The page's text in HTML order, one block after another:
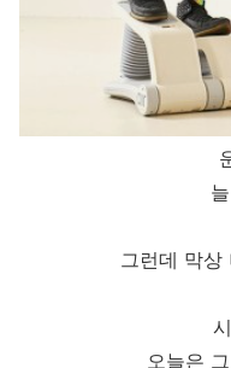
그런데 막상
오늘은